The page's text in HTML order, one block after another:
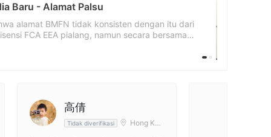
Australia
dan eForex memiliki informasi kontak yang sama.
ke Level 17, 9 Castlareagh Street. Tim akan
dengan broker.
高倩
Tidak diverifikasi
Hong Kon